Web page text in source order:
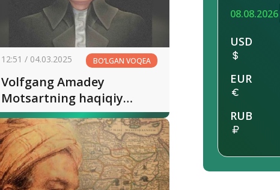
12:51 / 04.03.2025 BO‘LGAN VOQEA
Volfgang Amadey
Motsartning haqiqiy
qiyofasi tiklandi
08.08.2026
USD
EUR
RUB